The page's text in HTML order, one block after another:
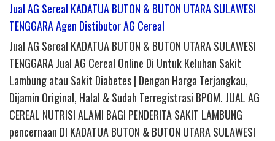
Jual AG Sereal KADATUA BUTON & BUTON UTARA SULAWESI
TENGGARA Agen Distibutor AG Cereal
Jual AG Sereal KADATUA BUTON & BUTON UTARA SULAWESI
TENGGARA Jual AG Cereal Online Di Untuk Keluhan Sakit
Lambung atau Sakit Diabetes | Dengan Harga Terjangkau,
Dijamin Original, Halal & Sudah Terregistrasi BPOM. JUAL AG
CEREAL NUTRISI ALAMI BAGI PENDERITA SAKIT LAMBUNG
pencernaan DI KADATUA BUTON & BUTON UTARA SULAWESI